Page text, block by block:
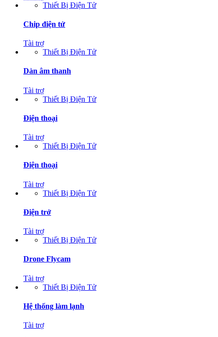
Thiết Bị Điện Tử
Chip điện tử
Tài trợ
Thiết Bị Điện Tử
Dàn âm thanh
Tài trợ
Thiết Bị Điện Tử
Điện thoại
Tài trợ
Thiết Bị Điện Tử
Điện thoại
Tài trợ
Thiết Bị Điện Tử
Điện trở
Tài trợ
Thiết Bị Điện Tử
Drone Flycam
Tài trợ
Thiết Bị Điện Tử
Hệ thống làm lạnh
Tài trợ